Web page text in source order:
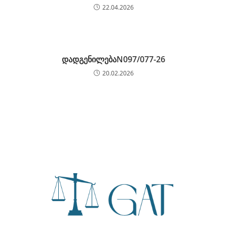
22.04.2026
დადგენილებაN097/077-26
20.02.2026